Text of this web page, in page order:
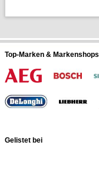
Top-Marken & Markenshops
Gelistet bei